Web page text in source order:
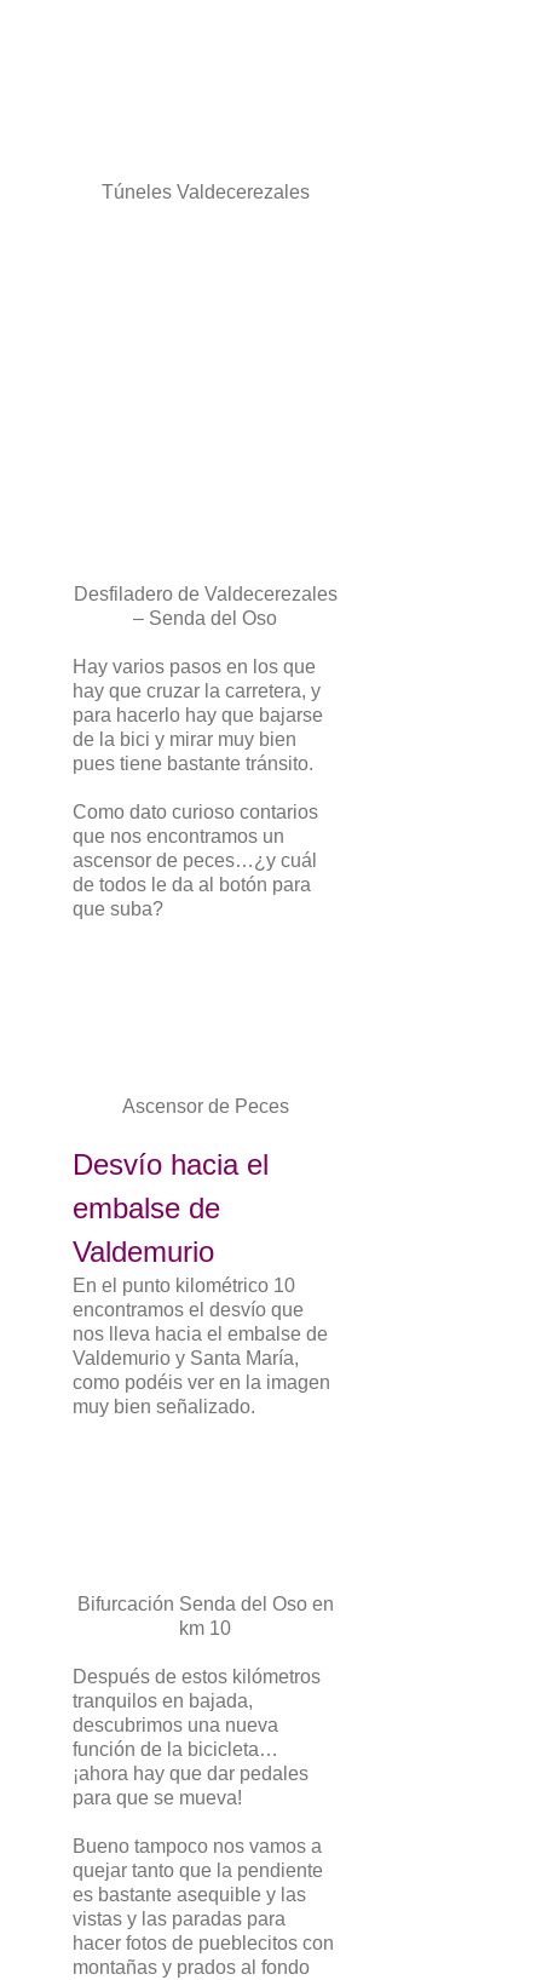
Túneles Valdecerezales
Desfiladero de Valdecerezales
– Senda del Oso
Hay varios pasos en los que
hay que cruzar la carretera, y
para hacerlo hay que bajarse
de la bici y mirar muy bien
pues tiene bastante tránsito.
Como dato curioso contarios
que nos encontramos un
ascensor de peces…¿y cuál
de todos le da al botón para
que suba?
Ascensor de Peces
Desvío hacia el
embalse de
Valdemurio
En el punto kilométrico 10
encontramos el desvío que
nos lleva hacia el embalse de
Valdemurio y Santa María,
como podéis ver en la imagen
muy bien señalizado.
Bifurcación Senda del Oso en
km 10
Después de estos kilómetros
tranquilos en bajada,
descubrimos una nueva
función de la bicicleta…
¡ahora hay que dar pedales
para que se mueva!
Bueno tampoco nos vamos a
quejar tanto que la pendiente
es bastante asequible y las
vistas y las paradas para
hacer fotos de pueblecitos con
montañas y prados al fondo